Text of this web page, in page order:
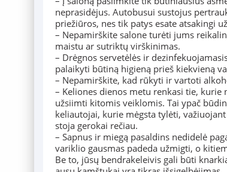
neprasidėjus. Autobusui sustojus
priežiūros, nes tik patys esate atsakingi
– Nepamirškite salone turėti jums
maistu ar sutriktų virškinimas.
– Drėgnos servetėlės ir
palaikyti būtiną higieną prieš kiekvieną
– Nepamirškite, kad rūkyti ir vartoti
– Keliones dienos metu renkasi tie,
užsiimti kitomis veiklomis. Tai ypač
keliautojai, kurie mėgsta tylėti,
stoja gerokai rečiau.
– Sapnus ir miegą pasaldins nedidelė
variklio gausmas padeda užmigti, o
Be to, jūsų bendrakeleivis gali būti